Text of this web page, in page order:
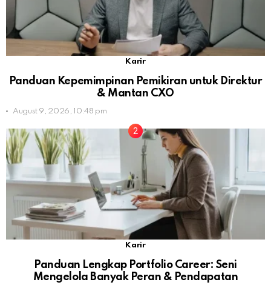
Karir
Panduan Kepemimpinan Pemikiran untuk Direktur
& Mantan CXO
August 9, 2026, 10:48 pm
Karir
Panduan Lengkap Portfolio Career: Seni
Mengelola Banyak Peran & Pendapatan